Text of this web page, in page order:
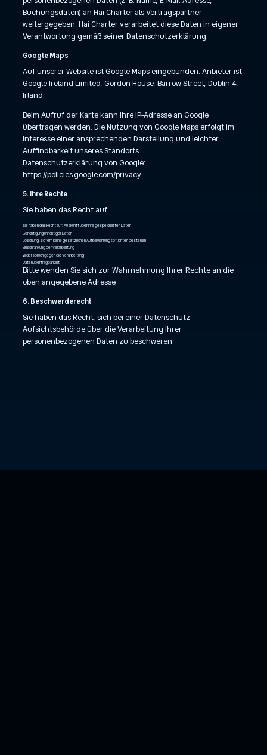
Buchungsdaten) an Hai Charter als Vertragspartner
weitergegeben. Hai Charter verarbeitet diese Daten in eigener
Verantwortung gemäß seiner Datenschutzerklärung.
Google Maps
Auf unserer Website ist Google Maps eingebunden. Anbieter ist
Google Ireland Limited, Gordon House, Barrow Street, Dublin 4,
Irland.
Beim Aufruf der Karte kann Ihre IP-Adresse an Google
übertragen werden. Die Nutzung von Google Maps erfolgt im
Interesse einer ansprechenden Darstellung und leichter
Auffindbarkeit unseres Standorts.
Datenschutzerklärung von Google:
https://policies.google.com/privacy
5. Ihre Rechte
Sie haben das Recht auf:
Sie haben das Recht auf: Auskunft über Ihre gespeicherten Daten
Berichtigung unrichtiger Daten
Löschung, sofern keine gesetzlichen Aufbewahrungspflichten bestehen
Einschränkung der Verarbeitung
Widerspruch gegen die Verarbeitung
Datenübertragbarkeit
Bitte wenden Sie sich zur Wahrnehmung Ihrer Rechte an die
oben angegebene Adresse.
6. Beschwerderecht
Sie haben das Recht, sich bei einer Datenschutz-
Aufsichtsbehörde über die Verarbeitung Ihrer
personenbezogenen Daten zu beschweren.